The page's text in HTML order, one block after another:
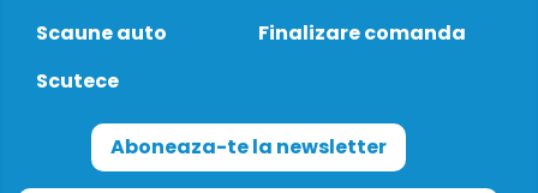
Scaune auto
Scutece
Finalizare comanda
Aboneaza-te la newsletter